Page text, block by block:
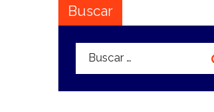
Buscar
Buscar: